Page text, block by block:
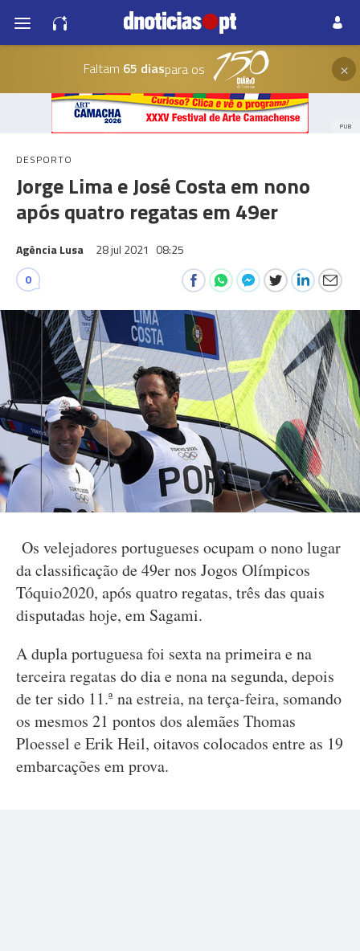
Faltam 65 diaspara os ×
PUB
DESPORTO
Jorge Lima e José Costa em nono
após quatro regatas em 49er
Agência Lusa 28 jul 2021 08:25
0
Os velejadores portugueses ocupam o nono lugar
da classificação de 49er nos Jogos Olímpicos
Tóquio2020, após quatro regatas, três das quais
disputadas hoje, em Sagami.
A dupla portuguesa foi sexta na primeira e na
terceira regatas do dia e nona na segunda, depois
de ter sido 11.ª na estreia, na terça-feira, somando
os mesmos 21 pontos dos alemães Thomas
Ploessel e Erik Heil, oitavos colocados entre as 19
embarcações em prova.